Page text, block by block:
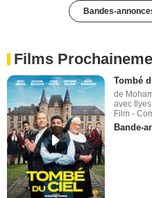
Bandes-
Films
Tombé
de
avec
Film -
Bande-